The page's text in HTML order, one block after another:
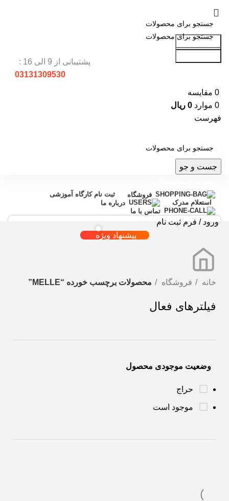
جست و جو
پشتیبانی از 9 الی 16 :
03131309530
0 مقایسه
0 موارد 0 ریال
فهرست
جست و جو
فروشگاه
ثبت نام کارگاه آموزشی
استعلام مدرک
درباره ما
تماس با ما
ورود / فرم ثبت نام
پیشنهاد ویژه
خانه فروشگاه محصولات برچسب خورده “MELLE”
فیلترهای فعال
وضعیت موجودی محصول
حراج
موجود است